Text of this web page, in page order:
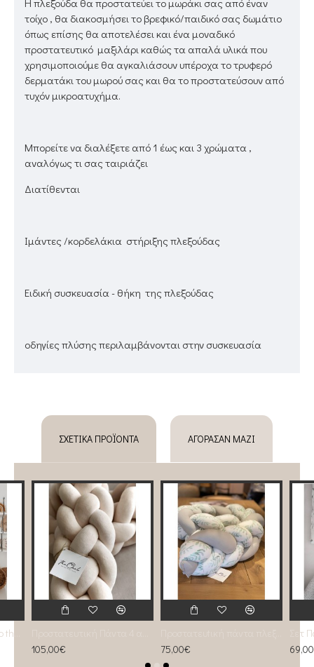
Η πλεξούδα θα προστατεύει το μωράκι σας από έναν
τοίχο , θα διακοσμήσει το βρεφικό/παιδικό σας δωμάτιο
όπως επίσης θα αποτελέσει και ένα μοναδικό
προστατευτικό μαξιλάρι καθώς τα απαλά υλικά που
χρησιμοποιούμε θα αγκαλιάσουν υπέροχα το τρυφερό
δερματάκι του μωρού σας και θα το προστατεύσουν από
τυχόν μικροατυχήμα.
Μπορείτε να διαλέξετε από 1 έως και 3 χρώματα ,
αναλόγως τι σας ταιριάζει
Διατίθενται
Ιμάντες /κορδελάκια στήριξης πλεξούδας
Ειδική συσκευασία - θήκη της πλεξούδας
oδηγίες πλύσης περιλαμβάνονται στην συσκευασία
ΣΧΕΤΙΚΆ ΠΡΟΪΌΝΤΑ ΑΓΌΡΑΣΑΝ ΜΑΖΊ
105,00€
75,00€